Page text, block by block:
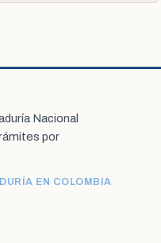
Nacional
por
EN COLOMBIA